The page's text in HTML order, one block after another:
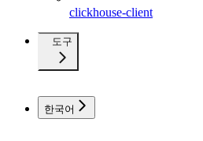
clickhouse-client
도구
한국어